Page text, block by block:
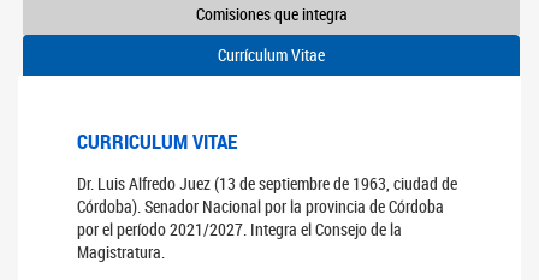
Comisiones que integra
Currículum Vitae
CURRICULUM VITAE
Dr. Luis Alfredo Juez (13 de septiembre de 1963, ciudad de
Córdoba). Senador Nacional por la provincia de Córdoba
por el período 2021/2027. Integra el Consejo de la
Magistratura.